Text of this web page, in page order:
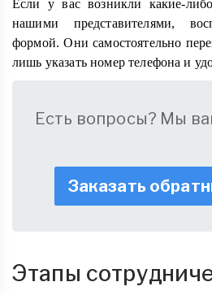
Если у вас возникли какие-
нашими представителями,
формой. Они самостоятельно
лишь указать номер телефона и
Есть вопросы? Мы
Заказать
Этапы